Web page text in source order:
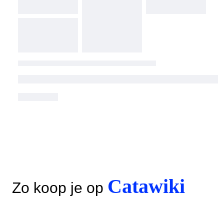
Zo koop je op Catawiki